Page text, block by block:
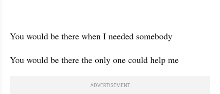
You would be there when I needed somebody
You would be there the only one could help me
ADVERTISEMENT